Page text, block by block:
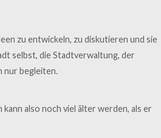
zu entwickeln, zu diskutieren und sie
selbst, die Stadtverwaltung, der
nur begleiten.
also noch viel älter werden, als er